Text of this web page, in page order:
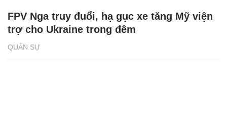
QUÂN SỰ
FPV Nga truy đuổi, hạ gục xe tăng Mỹ viện
trợ cho Ukraine trong đêm